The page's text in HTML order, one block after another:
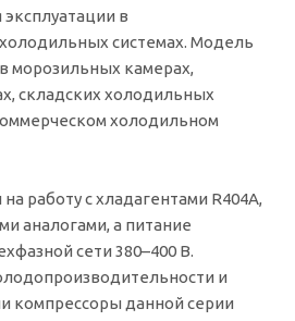
в
системах. Модель
морозильных камерах,
складских холодильных
холодильном
работу с хладагентами R404A,
аналогами, а питание
сети 380–400 В.
и
компрессоры данной серии